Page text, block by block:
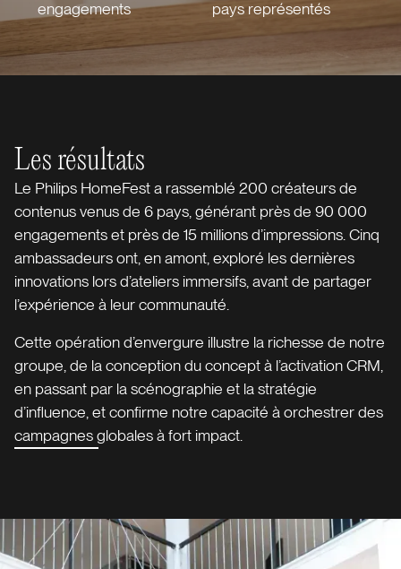
engagements pays représentés
Les résultats
Le Philips HomeFest a rassemblé 200 créateurs de
contenus venus de 6 pays, générant près de 90 000
engagements et près de 15 millions d’impressions. Cinq
ambassadeurs ont, en amont, exploré les dernières
innovations lors d’ateliers immersifs, avant de partager
l’expérience à leur communauté.
Cette opération d’envergure illustre la richesse de notre
groupe, de la conception du concept à l’activation CRM,
en passant par la scénographie et la stratégie
d’influence, et confirme notre capacité à orchestrer des
campagnes globales à fort impact.